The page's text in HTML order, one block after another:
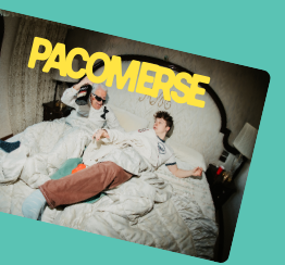
PACOMERSE